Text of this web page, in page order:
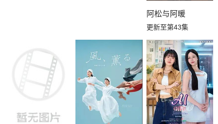
阿松与阿暖
更新至第43集